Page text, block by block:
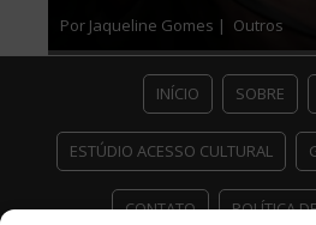
Por Jaqueline Gomes | Outros
INÍCIO SOBRE
ESTÚDIO ACESSO CULTURAL
CONTATO POLÍTICA